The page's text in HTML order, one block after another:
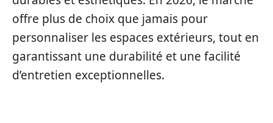
offre plus de choix que jamais pour
personnaliser les espaces extérieurs, tout en
garantissant une durabilité et une facilité
d’entretien exceptionnelles.